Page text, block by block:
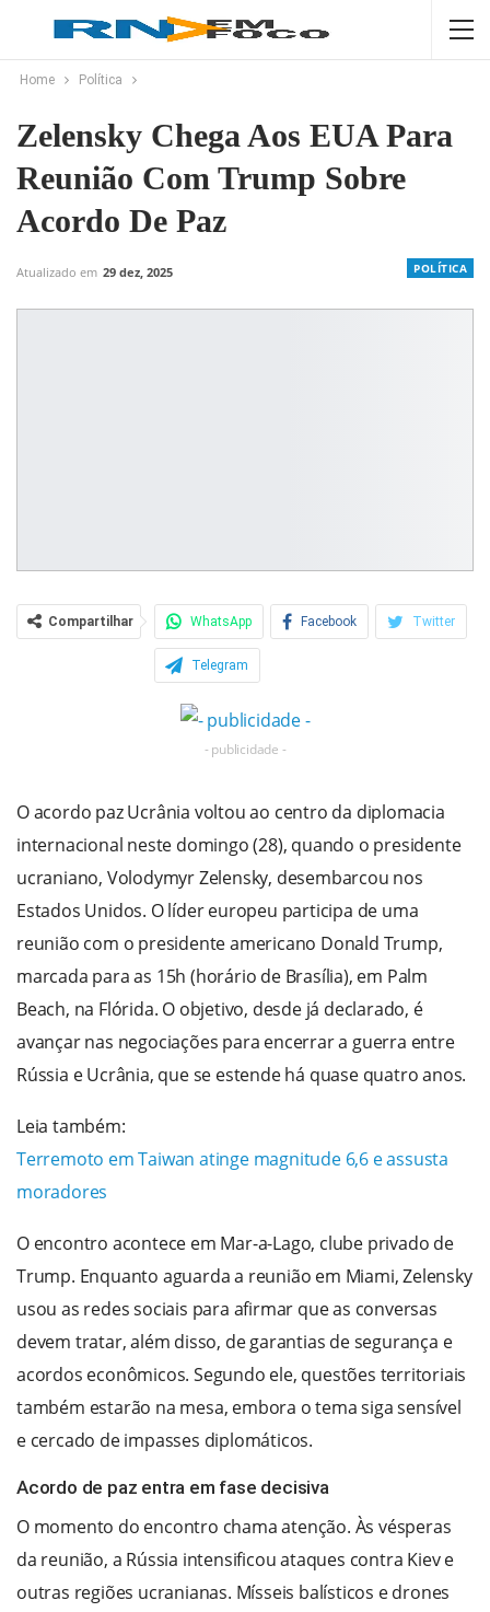
Home Política
Zelensky Chega Aos EUA Para
Reunião Com Trump Sobre
Acordo De Paz
POLÍTICA
Atualizado em 29 dez, 2025
Compartilhar WhatsApp Facebook Twitter
Telegram
- publicidade -
O acordo paz Ucrânia voltou ao centro da diplomacia
internacional neste domingo (28), quando o presidente
ucraniano, Volodymyr Zelensky, desembarcou nos
Estados Unidos. O líder europeu participa de uma
reunião com o presidente americano Donald Trump,
marcada para as 15h (horário de Brasília), em Palm
Beach, na Flórida. O objetivo, desde já declarado, é
avançar nas negociações para encerrar a guerra entre
Rússia e Ucrânia, que se estende há quase quatro anos.
Leia também:
Terremoto em Taiwan atinge magnitude 6,6 e assusta
moradores
O encontro acontece em Mar-a-Lago, clube privado de
Trump. Enquanto aguarda a reunião em Miami, Zelensky
usou as redes sociais para afirmar que as conversas
devem tratar, além disso, de garantias de segurança e
acordos econômicos. Segundo ele, questões territoriais
também estarão na mesa, embora o tema siga sensível
e cercado de impasses diplomáticos.
Acordo de paz entra em fase decisiva
O momento do encontro chama atenção. Às vésperas
da reunião, a Rússia intensificou ataques contra Kiev e
outras regiões ucranianas. Mísseis balísticos e drones